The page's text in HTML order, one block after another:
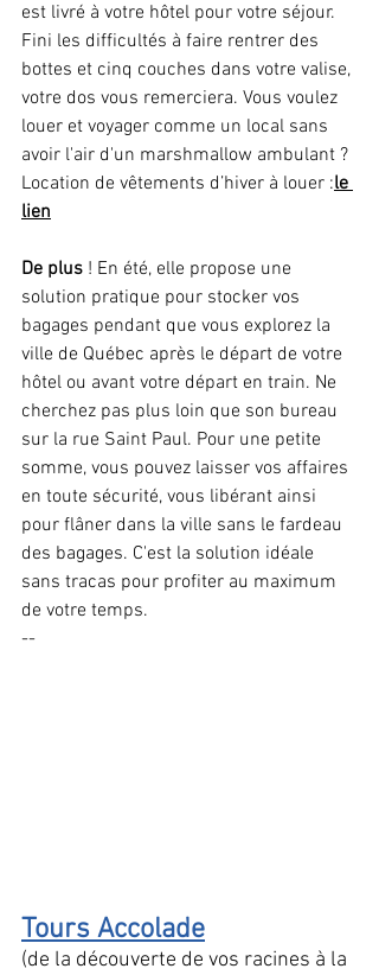
est livré à votre hôtel pour votre séjour.
Fini les difficultés à faire rentrer des
bottes et cinq couches dans votre valise,
votre dos vous remerciera. Vous voulez
louer et voyager comme un local sans
avoir l'air d'un marshmallow ambulant ?
Location de vêtements d’hiver à louer :le
lien
De plus ! En été, elle propose une
solution pratique pour stocker vos
bagages pendant que vous explorez la
ville de Québec après le départ de votre
hôtel ou avant votre départ en train. Ne
cherchez pas plus loin que son bureau
sur la rue Saint Paul. Pour une petite
somme, vous pouvez laisser vos affaires
en toute sécurité, vous libérant ainsi
pour flâner dans la ville sans le fardeau
des bagages. C'est la solution idéale
sans tracas pour profiter au maximum
de votre temps.
--
Tours Accolade
(de la découverte de vos racines à la